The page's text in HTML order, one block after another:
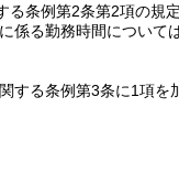
条例第2条第2項の規
係る勤務時間について
する条例第3条に1項